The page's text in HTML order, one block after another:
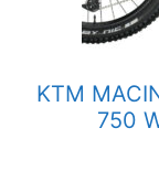
KTM
750